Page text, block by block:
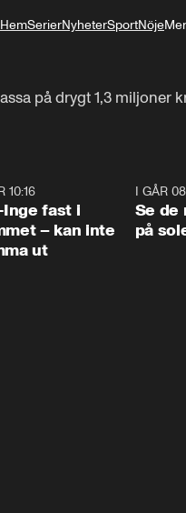
HemSerierNyheterSportNöjeMer
på drygt 1,3 miljoner
10:16
Inge fast i
– kan inte
ut
I GÅR
Se de
på